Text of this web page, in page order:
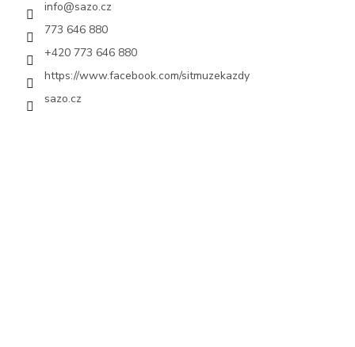
info@sazo.cz
773 646 880
+420 773 646 880
https://www.facebook.com/sitmuzekazdy
sazo.cz